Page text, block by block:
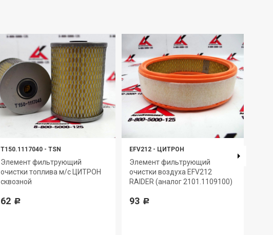
Т150.1117040 - TSN
Элемент фильтрующий
очистки топлива м/с ЦИТРОН
сквозной
62 Р
EFV212 - ЦИТРОН
Элемент фильтрующий
очистки воздуха EFV212
RAIDER (аналог 2101.1109100)
93 Р